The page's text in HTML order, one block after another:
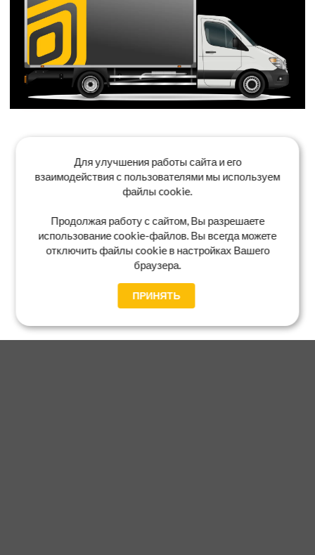
Для улучшения работы сайта и его
взаимодействия с пользователями мы используем
файлы cookie.
Продолжая работу с сайтом, Вы разрешаете
использование cookie-файлов. Вы всегда можете
отключить файлы cookie в настройках Вашего
браузера.
ПРИНЯТЬ